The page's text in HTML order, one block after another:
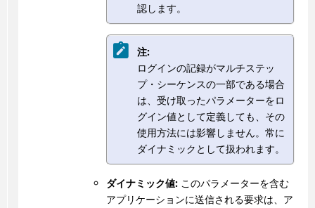
認します。
注:
ログインの記録がマルチステッ
プ・シーケンスの一部である場合
は、受け取ったパラメーターをロ
グイン値として定義しても、その
使用方法には影響しません。常に
ダイナミックとして扱われます。
ダイナミック値:このパラメーターを含む
アプリケーションに送信される要求は、ア